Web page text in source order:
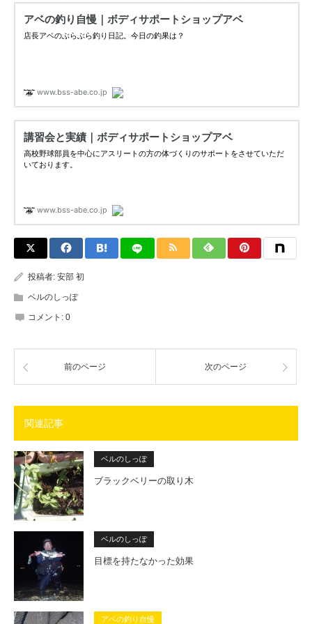
投稿者: 安部 初
ベルのしっぽ
コメント: 0
前のページ 次のページ
関連記事
ベルのしっぽ
ブラックベリーの取り木
ベルのしっぽ
目標を持たなかった効果
アベの釣り自慢